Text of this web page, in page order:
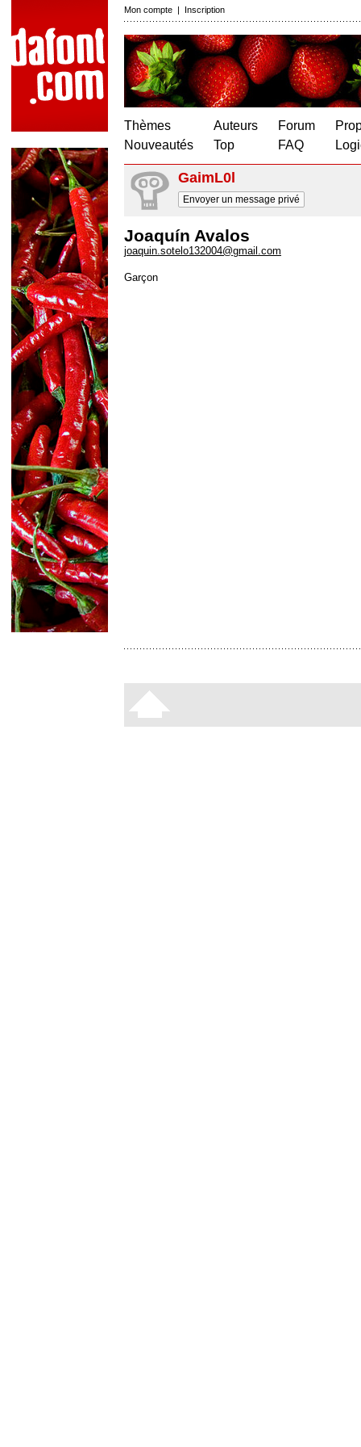
Mon compte | Inscription
Thèmes
Nouveautés
Auteurs
Top
Forum
FAQ
GaimL0l
Envoyer un message privé
Joaquín Avalos
joaquin.sotelo132004@gmail.com
Garçon